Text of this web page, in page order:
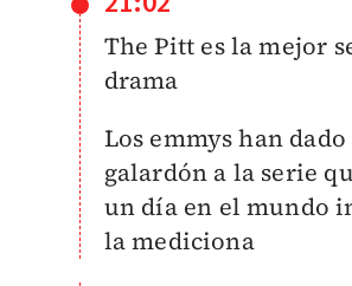
The Pitt es la mejor
drama
Los emmys han dado
galardón a la serie
un día en el mundo
la mediciona